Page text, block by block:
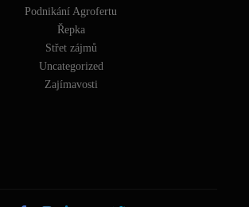
Podnikání Agrofertu
Řepka
Střet zájmů
Uncategorized
Zajímavosti